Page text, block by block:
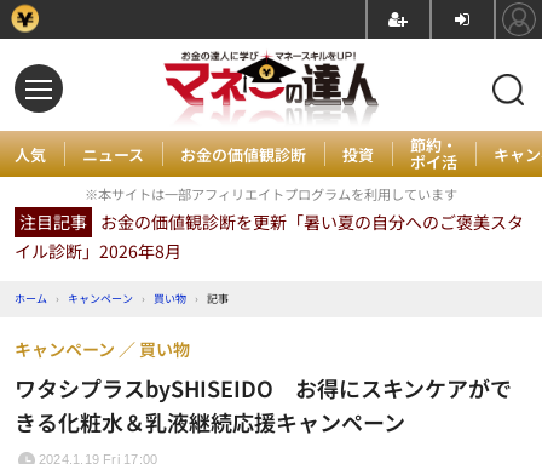
人気 ニュース お金の価値観診断 投資 節約・
ポイ活 キャ
※本サイトは一部アフィリエイトプログラムを利用しています
注目記事 お金の価値観診断を更新「暑い夏の自分へのご褒美スタ
イル診断」2026年8月
ホーム › キャンペーン › 買い物 › 記事
ワタシプラスbySHISEIDO お得にスキンケアがで
きる化粧水＆乳液継続応援キャンペーン
キャンペーン 買い物
2024.1.19 Fri 17:00